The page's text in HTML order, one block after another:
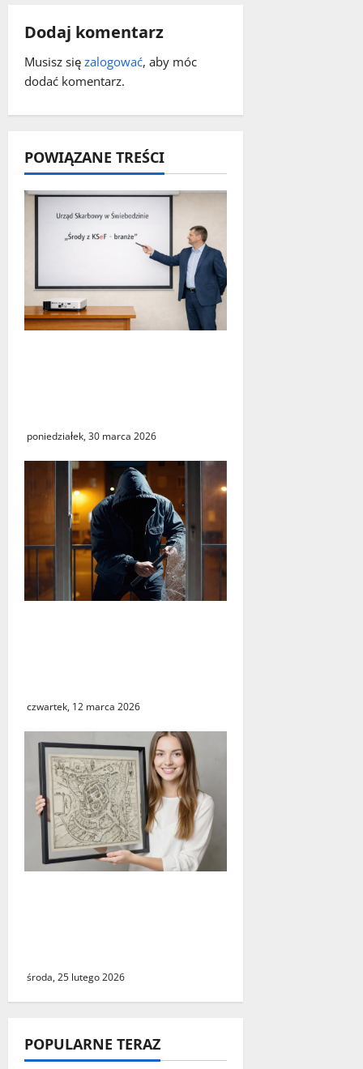
i
s
y
Dodaj komentarz
Musisz się zalogować, aby móc
dodać komentarz.
POWIĄZANE TREŚCI
poniedziałek, 30 marca 2026
czwartek, 12 marca 2026
środa, 25 lutego 2026
POPULARNE TERAZ